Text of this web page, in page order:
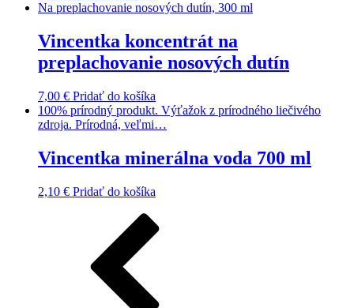
Na preplachovanie nosových dutín, 300 ml
Vincentka koncentrát na
preplachovanie nosových dutín
7,00 € Pridať do košíka
100% prírodný produkt. Výťažok z prírodného liečivého
zdroja. Prírodná, veľmi…
Vincentka minerálna voda 700 ml
2,10 € Pridať do košíka